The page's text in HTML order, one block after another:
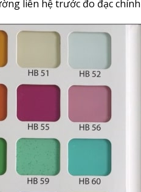
liên hệ trước đo đạc